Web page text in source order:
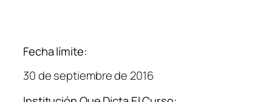
Fecha límite:
30 de septiembre de 2016